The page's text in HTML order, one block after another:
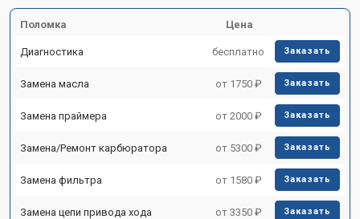
Поломка Цена
Диагностика бесплатно Заказать
Замена масла от 1750 ₽ Заказать
Замена праймера от 2000 ₽ Заказать
Замена/Pемонт карбюратора от 5300 ₽ Заказать
Замена фильтра от 1580 ₽ Заказать
Замена цепи привода хода от 3350 ₽ Заказать